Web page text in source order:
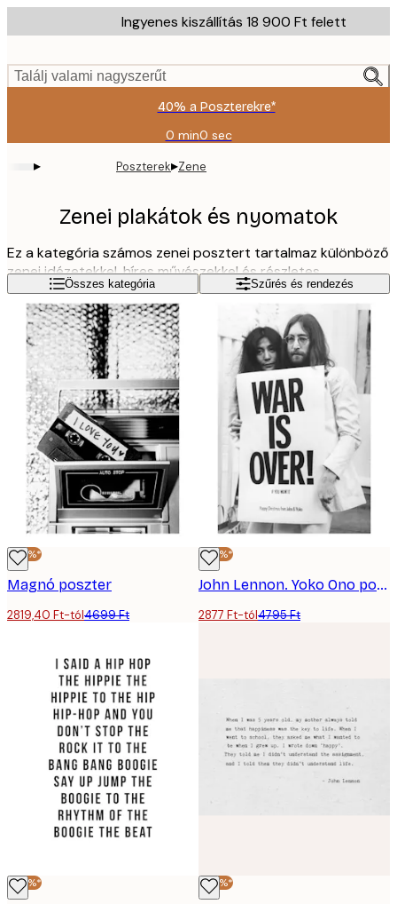
to
content.
Ingyenes kiszállítás 18 900 Ft felett
Találj valami nagyszerűt
40% a Poszterekre*
0 min0 sec
Érvényes:
08-
▸ Poszterek▸Zene
Zenei plakátok és nyomatok
Ez a kategória számos zenei posztert tartalmaz különböző
zenei idézetekkel, híres művészekkel és részletes
fényképekkel. Mind a fekete-fehér, mind a színes zenei
nyomatok tökéletesek a zene szerelmeseinek. Hagyja, hogy
az inspiráció áradjon és találja meg a kedvenceit.
Olvass tovább
Összes kategória Szűrés és rendezés
-40%*
Magnó poszter
2819,40 Ft-tól4699 Ft
-40%*
John Lennon. Yoko Ono poszter
2877 Ft-tól4795 Ft
-40%* -40%*